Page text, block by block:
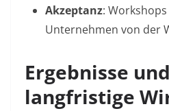
Akzeptanz:
Unternehmen von der
Ergebnisse und
langfristige